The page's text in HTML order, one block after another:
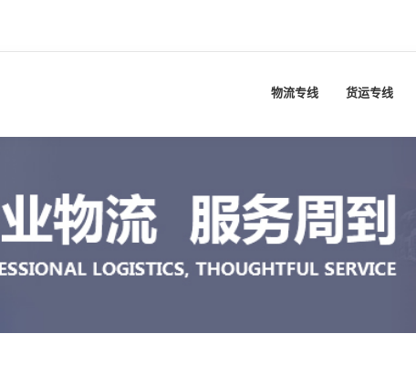
物流专线 货运专线